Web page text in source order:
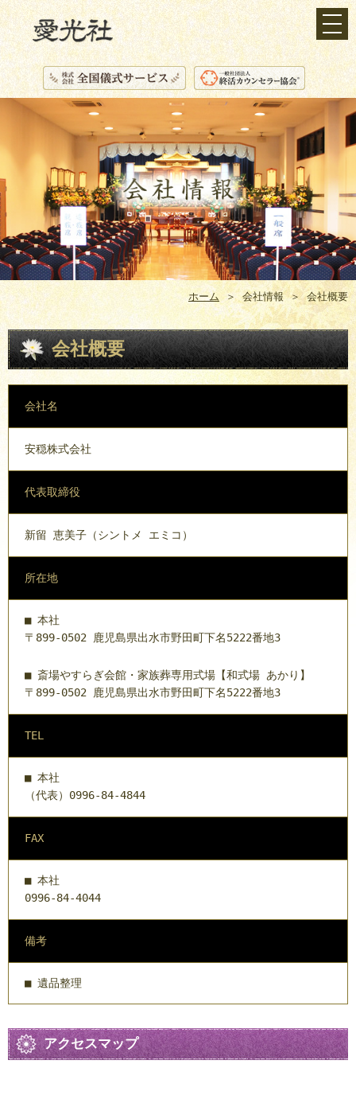
ホーム ＞ 会社情報 ＞ 会社概要
会社概要
会社名
安穏株式会社
代表取締役
新留 恵美子（シントメ エミコ）
所在地
■ 本社
〒899-0502 鹿児島県出水市野田町下名5222番地3
■ 斎場やすらぎ会館・家族葬専用式場【和式場 あかり】
〒899-0502 鹿児島県出水市野田町下名5222番地3
TEL
■ 本社
（代表）0996-84-4844
FAX
■ 本社
0996-84-4044
備考
■ 遺品整理
アクセスマップ